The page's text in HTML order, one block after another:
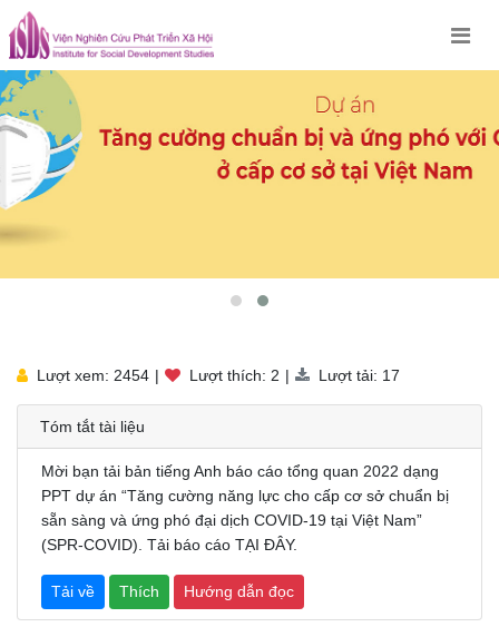
Skip
to
content
Lượt xem: 2454 | Lượt thích: 2 | Lượt tải: 17
Tóm tắt tài liệu
Mời bạn tải bản tiếng Anh báo cáo tổng quan 2022 dạng
PPT dự án “Tăng cường năng lực cho cấp cơ sở chuẩn bị
sẵn sàng và ứng phó đại dịch COVID-19 tại Việt Nam”
(SPR-COVID). Tải báo cáo TẠI ĐÂY.
Tải về Thích Hướng dẫn đọc